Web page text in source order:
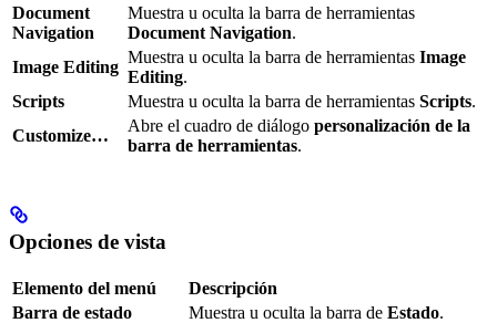
Document
Navigation
Muestra u oculta la barra de herramientas
Document Navigation.
Image Editing
Muestra u oculta la barra de herramientas Image
Editing.
Scripts
Muestra u oculta la barra de herramientas Scripts.
Customize…
Abre el cuadro de diálogo personalización de la
barra de herramientas.
Opciones de vista
Elemento del menú
Descripción
Barra de estado
Muestra u oculta la barra de Estado.